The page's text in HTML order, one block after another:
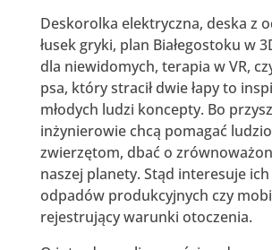
Deskorolka elektryczna, deska z
łusek gryki, plan Białegostoku w
dla niewidomych, terapia w VR,
psa, który stracił dwie łapy to
młodych ludzi koncepty. Bo
inżynierowie chcą pomagać
zwierzętom, dbać o
naszej planety. Stąd interesuje
odpadów produkcyjnych czy
rejestrujący warunki otoczenia.